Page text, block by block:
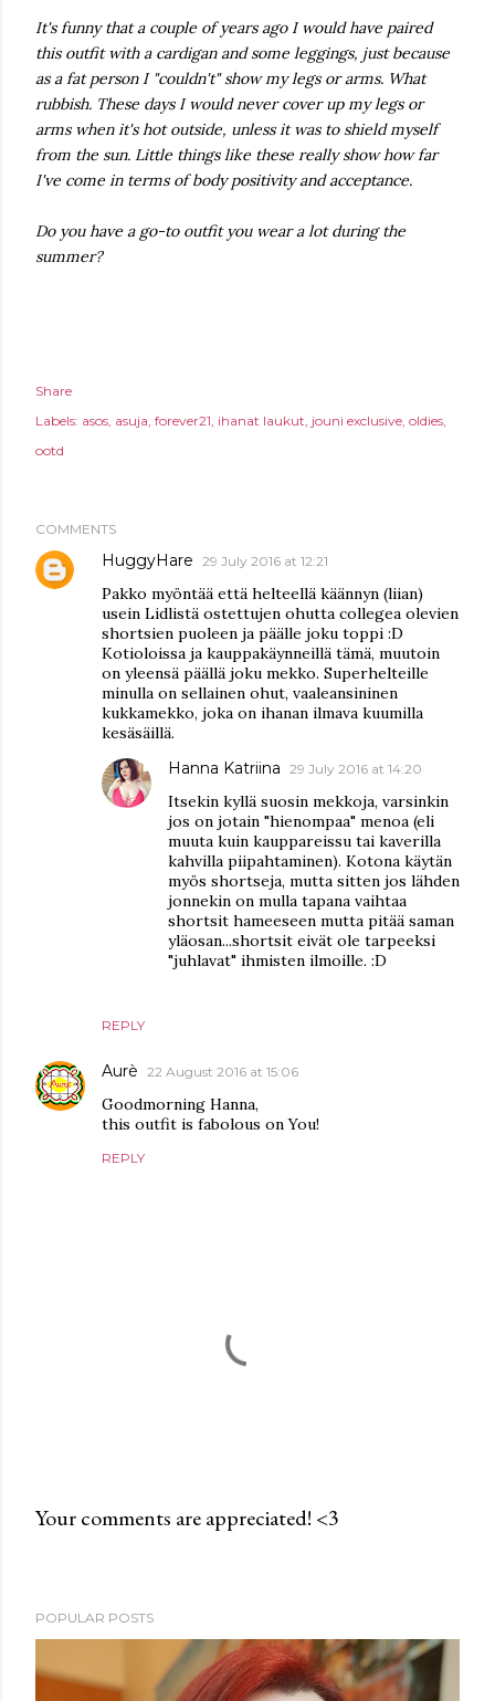
It's funny that a couple of years ago I would have paired
this outfit with a cardigan and some leggings, just because
as a fat person I "couldn't" show my legs or arms. What
rubbish. These days I would never cover up my legs or
arms when it's hot outside, unless it was to shield myself
from the sun. Little things like these really show how far
I've come in terms of body positivity and acceptance.
Do you have a go-to outfit you wear a lot during the
summer?
Share
Labels: asos asuja forever21 ihanat laukut jouni exclusive oldies
ootd
COMMENTS
HuggyHare 29 July 2016 at 12:21
Pakko myöntää että helteellä käännyn (liian)
usein Lidlistä ostettujen ohutta collegea olevien
shortsien puoleen ja päälle joku toppi :D
Kotioloissa ja kauppakäynneillä tämä, muutoin
on yleensä päällä joku mekko. Superhelteille
minulla on sellainen ohut, vaaleansininen
kukkamekko, joka on ihanan ilmava kuumilla
kesäsäillä.
REPLY
Hanna Katriina 29 July 2016 at 14:20
Itsekin kyllä suosin mekkoja, varsinkin
jos on jotain "hienompaa" menoa (eli
muuta kuin kauppareissu tai kaverilla
kahvilla piipahtaminen). Kotona käytän
myös shortseja, mutta sitten jos lähden
jonnekin on mulla tapana vaihtaa
shortsit hameeseen mutta pitää saman
yläosan...shortsit eivät ole tarpeeksi
"juhlavat" ihmisten ilmoille. :D
Aurè 22 August 2016 at 15:06
Goodmorning Hanna,
this outfit is fabolous on You!
REPLY
t
a
Your comments are appreciated! <3
POPULAR POSTS